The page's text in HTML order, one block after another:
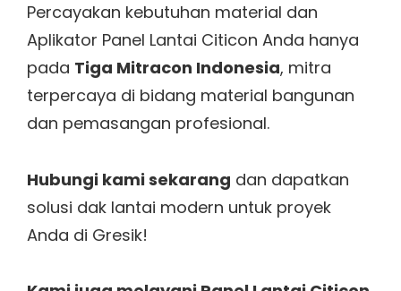
Percayakan kebutuhan material dan
Aplikator Panel Lantai Citicon Anda hanya
pada Tiga Mitracon Indonesia, mitra
terpercaya di bidang material bangunan
dan pemasangan profesional.
Hubungi kami sekarang dan dapatkan
solusi dak lantai modern untuk proyek
Anda di Gresik!